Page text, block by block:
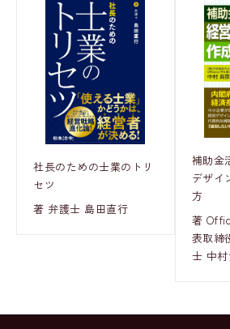
社長のための士業のトリ
セツ
著 弁護士 島田直行
補助金
デザイ
方
著
表取締
士 中村